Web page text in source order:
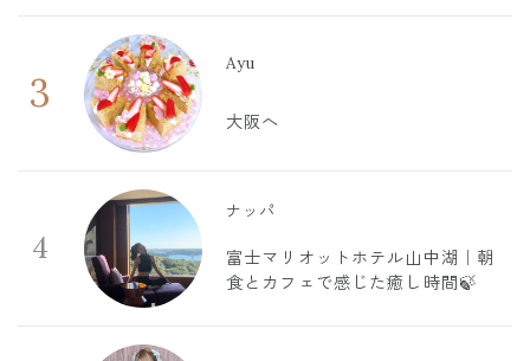
3
Ayu
大阪へ
4
ナッパ
富士マリオットホテル山中湖｜朝
食とカフェで感じた癒し時間🍃